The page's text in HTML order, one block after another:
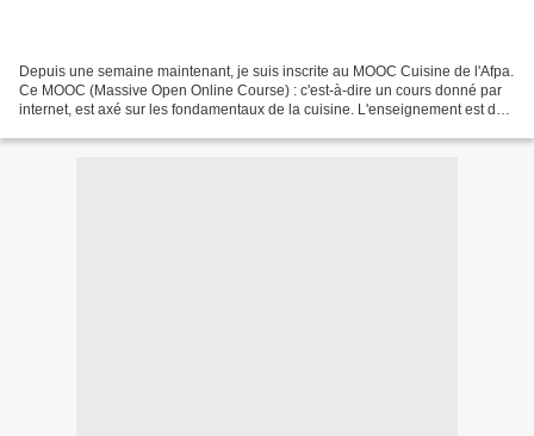
Depuis une semaine maintenant, je suis inscrite au MOOC Cuisine de l'Afpa.
Ce MOOC (Massive Open Online Course) : c'est-à-dire un cours donné par
internet, est axé sur les fondamentaux de la cuisine. L'enseignement est de